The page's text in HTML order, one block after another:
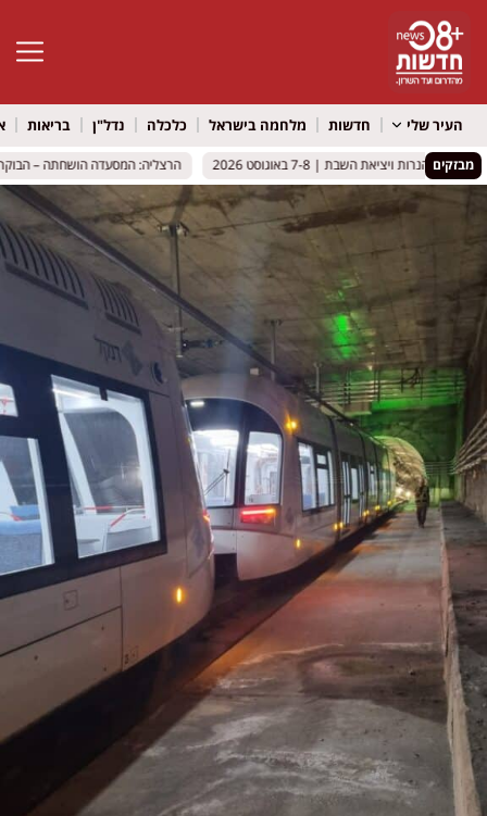
פתח
העיר שלי חדשות מלחמה בישראל כלכלה נדל"ן בריאות
מבזקים
ויציאת השבת | 7-8 באוגוסט 2026
ויציאת השבת | 7-8 באוגוסט 2026 הרצליה: המסעדה הושחתה – הבוקר
הרצליה: המסעדה הושחתה – הבוקר